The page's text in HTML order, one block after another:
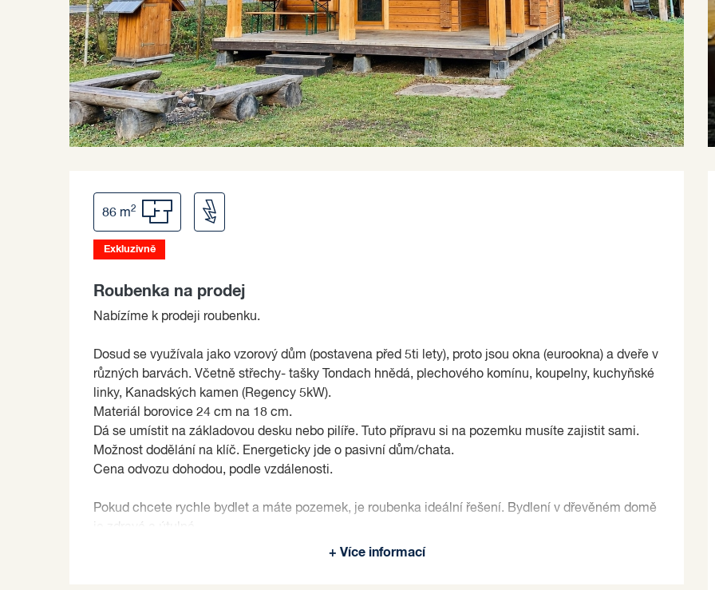
86 m2
Exkluzivně
Roubenka na prodej
Nabízíme k prodeji roubenku.
Dosud se využívala jako vzorový dům (postavena před 5ti lety), proto jsou okna (eurookna) a dveře v
různých barvách. Včetně střechy- tašky Tondach hnědá, plechového komínu, koupelny, kuchyňské
linky, Kanadských kamen (Regency 5kW).
Materiál borovice 24 cm na 18 cm.
Dá se umístit na základovou desku nebo pilíře. Tuto přípravu si na pozemku musíte zajistit sami.
Možnost dodělání na klíč. Energeticky jde o pasivní dům/chata.
Cena odvozu dohodou, podle vzdálenosti.
Pokud chcete rychle bydlet a máte pozemek, je roubenka ideální řešení. Bydlení v dřevěném domě
Na tuto roubenku dodáme projektovou dokumentaci.
+ Více informací